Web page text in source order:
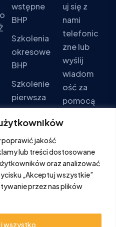
poprawić jakość
lub treści dostosowane
oraz analizować
„Akceptuj wszystkie”
przez nas plików
wszystko
wstępne
BHP
Szkolenia
okresowe
BHP
Szkolenie
pierwsza
pomoc
Szkolenia
PPOŻ
uj się z
nami
telefonic
zne lub
wyślij
wiadom
ość za
pomocą
wego.